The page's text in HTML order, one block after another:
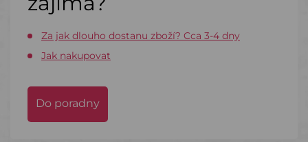
Za jak dlouho dostanu zboží? Cca 3-4 dny
Jak nakupovat
Do poradny